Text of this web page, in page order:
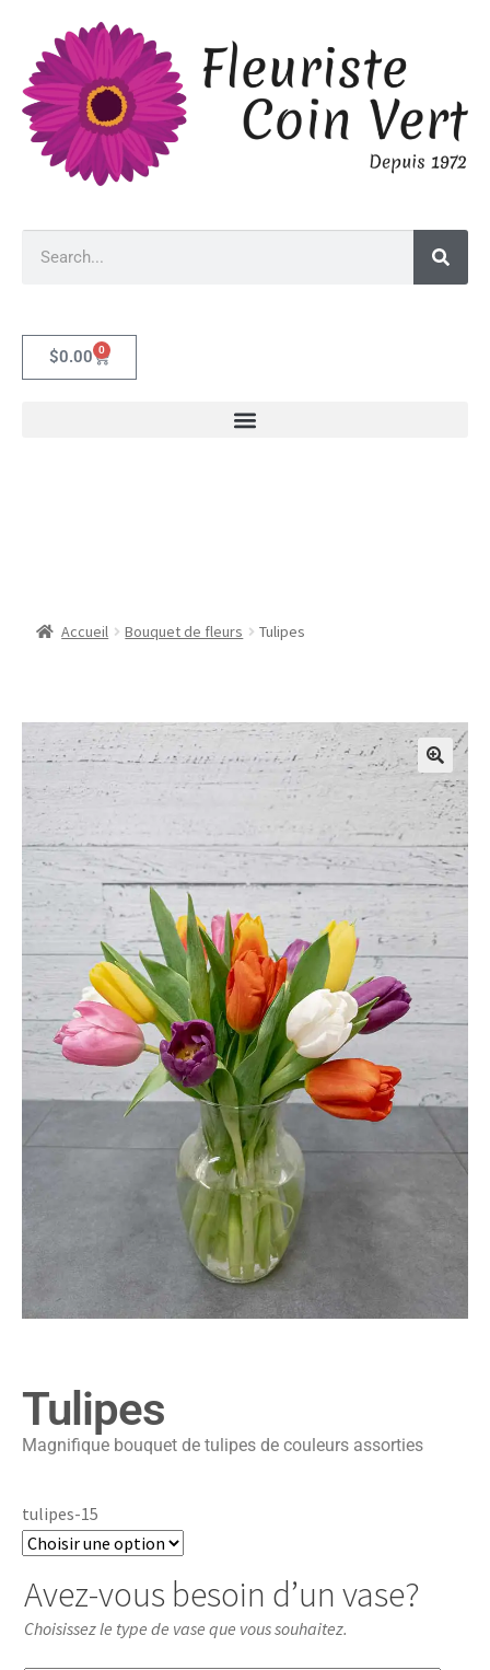
$0.00 0
Accueil Bouquet de fleurs Tulipes
🔍
Tulipes
Magnifique bouquet de tulipes de couleurs assorties
tulipes-15
Avez-vous besoin d’un vase?
Choisissez le type de vase que vous souhaitez.